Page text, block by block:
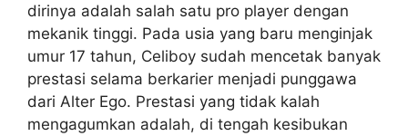
dirinya adalah salah satu pro player dengan
mekanik tinggi. Pada usia yang baru menginjak
umur 17 tahun, Celiboy sudah mencetak banyak
prestasi selama berkarier menjadi punggawa
dari Alter Ego. Prestasi yang tidak kalah
mengagumkan adalah, di tengah kesibukan